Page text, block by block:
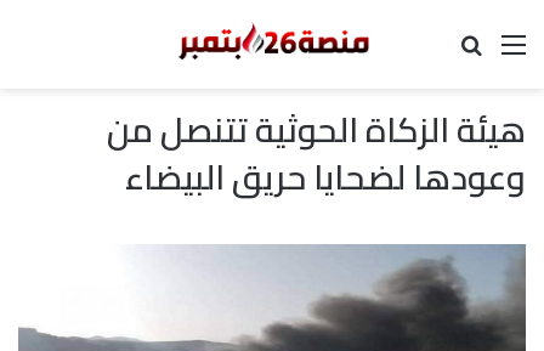
القائمة
هيئة الزكاة الحوثية تتنصل من
وعودها لضحايا حريق البيضاء